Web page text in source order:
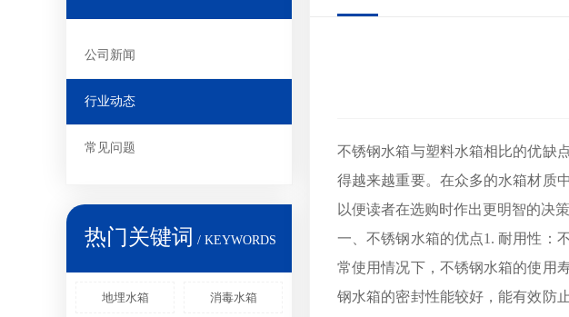
公司新闻
行业动态
常见问题
热门关键词 / KEYWORDS
地埋水箱 消毒水箱
不锈钢水箱与塑料水箱相比的优缺
得越来越重要。在众多的水箱材质
以便读者在选购时作出更明智的决策
一、不锈钢水箱的优点1. 耐用性：
常使用情况下，不锈钢水箱的使用
钢水箱的密封性能较好，能有效防